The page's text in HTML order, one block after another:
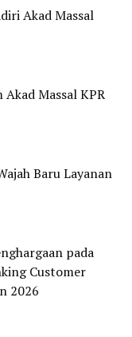
Akad Massal
Massal KPR
Baru Layanan
pada
Customer
2026